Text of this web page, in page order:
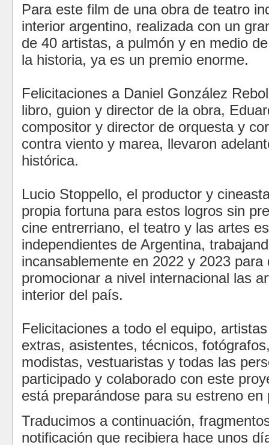
Para este film de una obra de teatro
interior argentino, realizada con un
de 40 artistas, a pulmón y en medio
la historia, ya es un premio enorme.
Felicitaciones a Daniel González
libro, guion y director de la obra,
compositor y director de orquesta y
contra viento y marea, llevaron
histórica.
Lucio Stoppello, el productor y
propia fortuna para estos logros sin
cine entrerriano, el teatro y las artes
independientes de Argentina,
incansablemente en 2022 y 2023 para
promocionar a nivel internacional las
interior del país.
Felicitaciones a todo el equipo,
extras, asistentes, técnicos,
modistas, vestuaristas y todas las
participado y colaborado con este
está preparándose para su estreno en
Traducimos a continuación,
notificación que recibiera hace unos